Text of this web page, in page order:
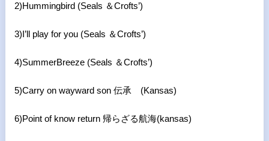
2)Hummingbird (Seals ＆Crofts’)
3)I’ll play for you (Seals ＆Crofts’)
4)SummerBreeze (Seals ＆Crofts’)
5)Carry on wayward son 伝承 (Kansas)
6)Point of know return 帰らざる航海(kansas)